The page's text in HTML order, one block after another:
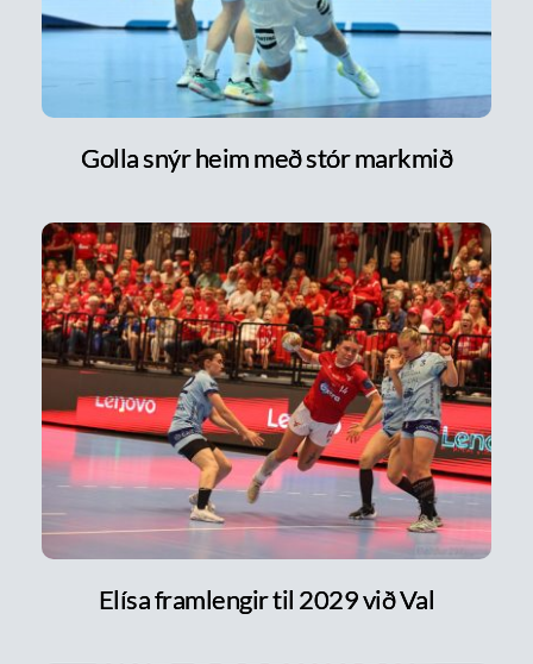
Golla snýr heim með stór markmið
Elísa framlengir til 2029 við Val